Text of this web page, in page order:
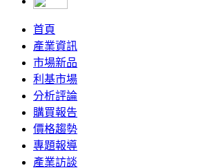
首頁
產業資訊
市場新品
利基市場
分析評論
購買報告
價格趨勢
專題報導
產業訪談